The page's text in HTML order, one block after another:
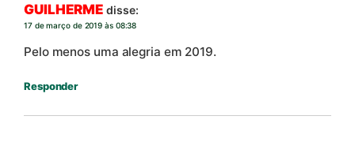
GUILHERME disse:
17 de março de 2019 às 08:38
Pelo menos uma alegria em 2019.
Responder